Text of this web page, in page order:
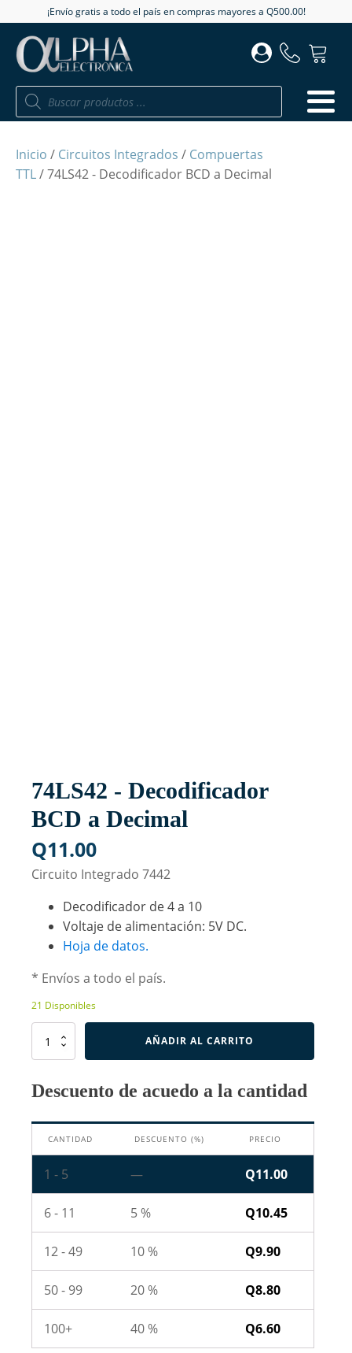
¡Envío gratis a todo el país en compras mayores a Q500.00!
Búsqueda
productos
Inicio / Circuitos Integrados / Compuertas
TTL/ 74LS42 - Decodificador BCD a Decimal
74LS42 - Decodificador
BCD a Decimal
Q11.00
Circuito Integrado 7442
Decodificador de 4 a 10
Voltaje de alimentación: 5V DC.
Hoja de datos.
* Envíos a todo el país.
21 Disponibles
74LS42
a
cantidad
AÑADIR AL CARRITO
Descuento de acuedo a la cantidad
CANTIDAD DESCUENTO (%) PRECIO
1 - 5 — Q11.00
6 - 11 5 % Q10.45
12 - 49 10 % Q9.90
50 - 99 20 % Q8.80
100+ 40 % Q6.60